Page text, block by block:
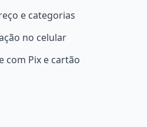
e categorias
no celular
com Pix e cartão